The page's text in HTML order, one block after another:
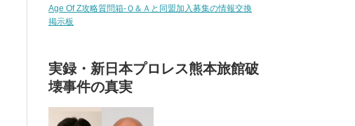
Age Of Z攻略質問箱-Ｑ＆Ａと同盟加入募集の情報交換
掲示板
実録・新日本プロレス熊本旅館破
壊事件の真実